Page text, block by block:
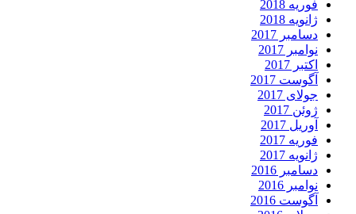
فوریه 2018
ژانویه 2018
دسامبر 2017
نوامبر 2017
اکتبر 2017
آگوست 2017
جولای 2017
ژوئن 2017
آوریل 2017
فوریه 2017
ژانویه 2017
دسامبر 2016
نوامبر 2016
آگوست 2016